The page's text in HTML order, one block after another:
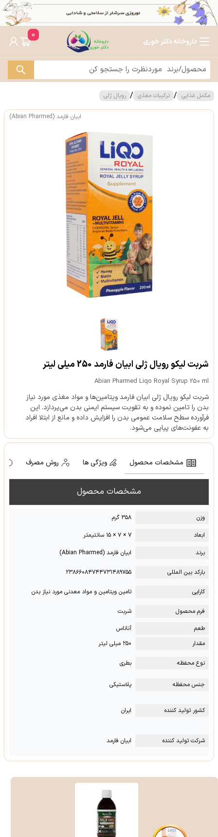
داروخانه دکتر خوری
0
مکمل غذایی / ترکیبات مغذی / رویال ژلی
ابیان فارمد (Abian Pharmed)
شربت لیکو رویال ژلی ابیان فارمد 250 میلی لیتر
Abian Pharmed Liqo Royal Syrup 250 ml
شربت لیکو رویال ژلی ابیان فارمد ویتامین‌ها و مواد مغذی مورد نیاز
بدن را تامین نموده و به تقویت سیستم ایمنی بدن می‌پردازد. این
فرآورده سطح سلامت عمومی بدن را افزایش داده و مانع از ابتلا افراد
به عفونت‌های پیاپی می‌شود.
مشخصات محصول ویژگی ها روش مصرف
مشخصات محصول
وزن
۳۵۸ گرم
ابعاد
۷ × ۷ × ۱۵ سانتیمتر
برند
ابیان فارمد (Abian Pharmed)
بارکد بین المللی ۲۳۸۶۶۰۸۴۷۴۴۷۳۱۴۸۹۷۵۵
کارایی تامین ویتامین و مواد معدنی مورد نیاز بدن
فرم محصول
شربت
طعم
آناناس
مقدار
۲۵۰ میلی لیتر
نوع محفظه بطری
جنس محفظه پلاستیکی
کشور تولید کننده ایران
شرکت تولید کننده ابیان فارمد